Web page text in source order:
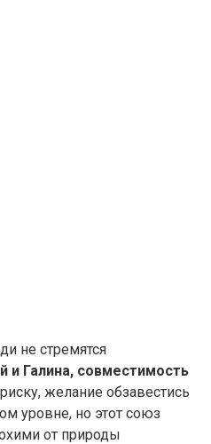
не стремятся
и Галина, совместимость
желание обзавестись
уровне, но этот союз
от природы